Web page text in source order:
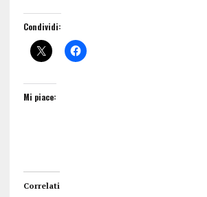
Condividi:
Mi piace:
Correlati